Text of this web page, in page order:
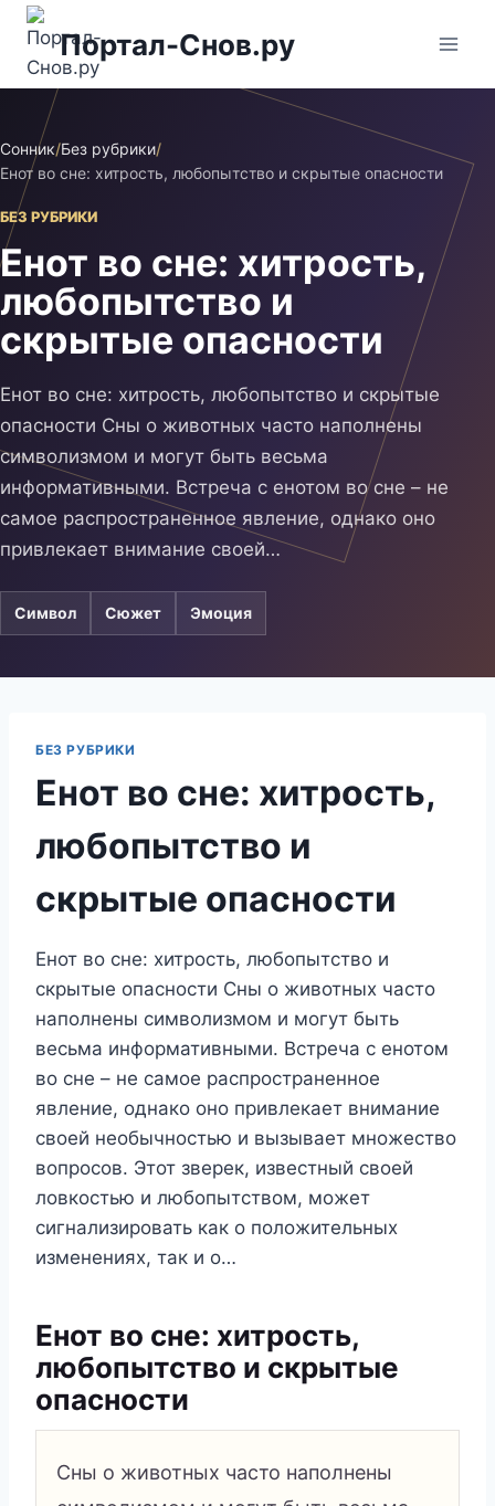
Перейти
содержимому
Портал-Снов.ру
Сонник/Без рубрики/
Енот во сне: хитрость, любопытство и скрытые опасности
БЕЗ РУБРИКИ
Енот во сне: хитрость,
любопытство и
скрытые опасности
Енот во сне: хитрость, любопытство и скрытые
опасности Сны о животных часто наполнены
символизмом и могут быть весьма
информативными. Встреча с енотом во сне – не
самое распространенное явление, однако оно
привлекает внимание своей…
Символ Сюжет Эмоция
БЕЗ РУБРИКИ
Енот во сне: хитрость,
любопытство и
скрытые опасности
Енот во сне: хитрость, любопытство и
скрытые опасности Сны о животных часто
наполнены символизмом и могут быть
весьма информативными. Встреча с енотом
во сне – не самое распространенное
явление, однако оно привлекает внимание
своей необычностью и вызывает множество
вопросов. Этот зверек, известный своей
ловкостью и любопытством, может
сигнализировать как о положительных
изменениях, так и о…
Енот во сне: хитрость,
любопытство и скрытые
опасности
Сны о животных часто наполнены